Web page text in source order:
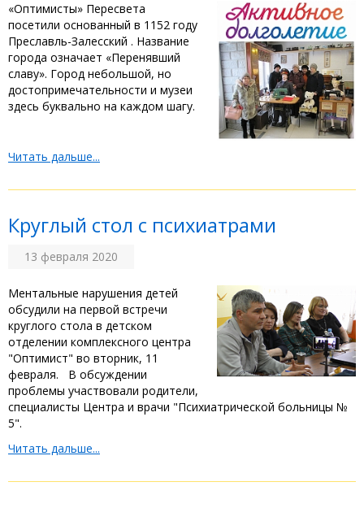
«Оптимисты» Пересвета
посетили основанный в 1152 году
Преславль-Залесский . Название
города означает «Перенявший
славу». Город небольшой, но
достопримечательности и музеи
здесь буквально на каждом шагу.
Читать дальше...
Круглый стол с психиатрами
13 февраля 2020
Ментальные нарушения детей
обсудили на первой встречи
круглого стола в детском
отделении комплексного центра
"Оптимист" во вторник, 11
февраля. В обсуждении
проблемы участвовали родители,
специалисты Центра и врачи "Психиатрической больницы №
5".
Читать дальше...